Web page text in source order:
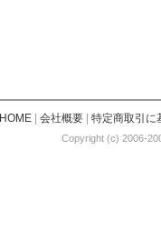
HOME| 会社概要| 特定商取引に
Copyright (c) 2006-